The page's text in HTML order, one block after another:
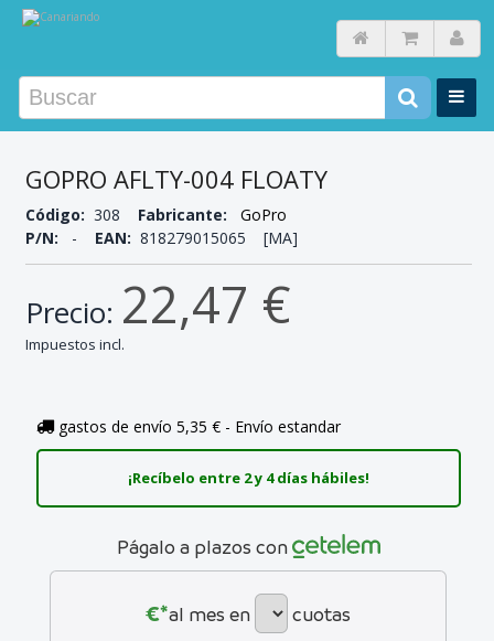
GOPRO AFLTY-004 FLOATY
Código: 308 Fabricante:
GoPro
P/N:
- EAN: 818279015065 [MA]
Precio: 22,47 €
Impuestos incl.
gastos de envío 5,35 € - Envío estandar
¡Recíbelo entre 2 y 4 días hábiles!
Págalo a plazos con
€*al mes en cuotas